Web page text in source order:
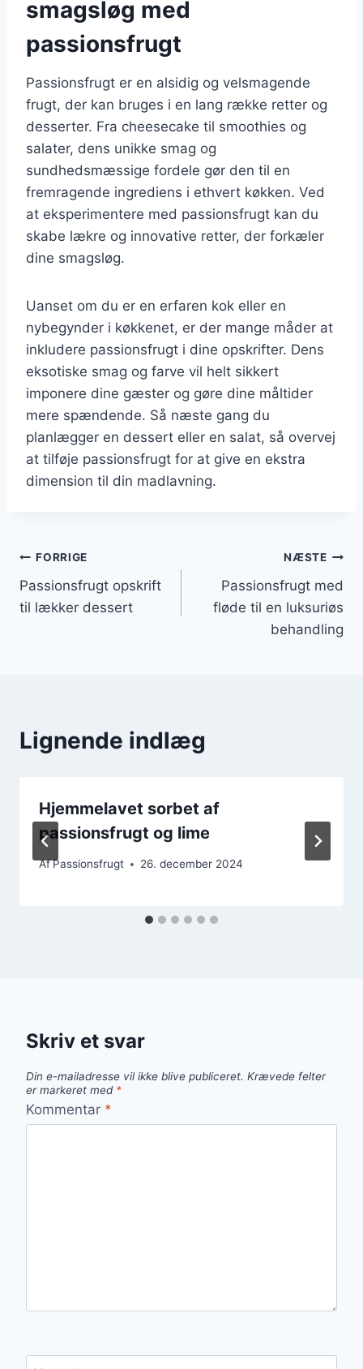
smagsløg med
passionsfrugt
Passionsfrugt er en alsidig og velsmagende
frugt, der kan bruges i en lang række retter og
desserter. Fra cheesecake til smoothies og
salater, dens unikke smag og
sundhedsmæssige fordele gør den til en
fremragende ingrediens i ethvert køkken. Ved
at eksperimentere med passionsfrugt kan du
skabe lækre og innovative retter, der forkæler
dine smagsløg.
Uanset om du er en erfaren kok eller en
nybegynder i køkkenet, er der mange måder at
inkludere passionsfrugt i dine opskrifter. Dens
eksotiske smag og farve vil helt sikkert
imponere dine gæster og gøre dine måltider
mere spændende. Så næste gang du
planlægger en dessert eller en salat, så overvej
at tilføje passionsfrugt for at give en ekstra
dimension til din madlavning.
Indlægsnavigation
FORRIGE
Passionsfrugt opskrift
til lækker dessert
NÆSTE
Passionsfrugt med
fløde til en luksuriøs
behandling
Lignende indlæg
Hjemmelavet sorbet af
passionsfrugt og lime
AfPassionsfrugt 26. december 2024
Skriv et svar
Din e-mailadresse vil ikke blive publiceret. Krævede felter
er markeret med *
Kommentar *